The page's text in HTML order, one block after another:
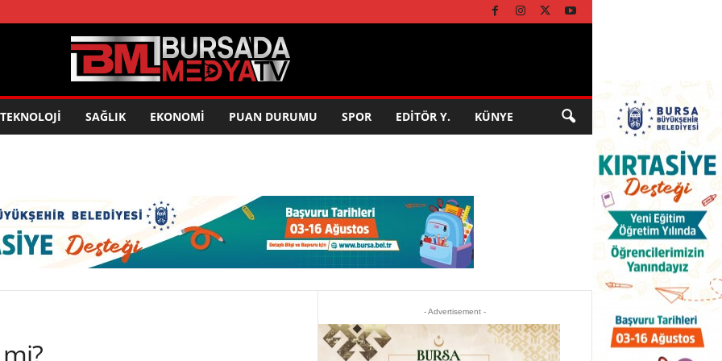
TEKNOLOJİ SAĞLIK EKONOMİ PUAN DURUMU SPOR EDİTÖR Y. KÜNYE
- Advertisement -